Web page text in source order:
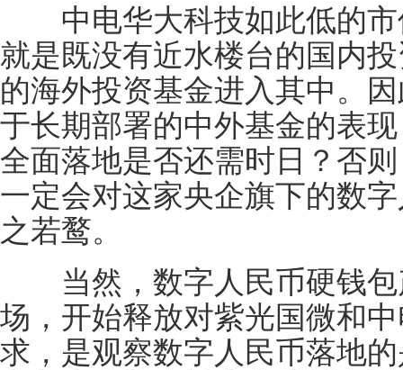
中电华大科技如此低的市
就是既没有近水楼台的国内
的海外投资基金进入其中。
于长期部署的中外基金的表
全面落地是否还需时日？否
一定会对这家央企旗下的数
之若鹜。
当然，数字人民币硬钱包
场，开始释放对紫光国微和
求，是观察数字人民币落地